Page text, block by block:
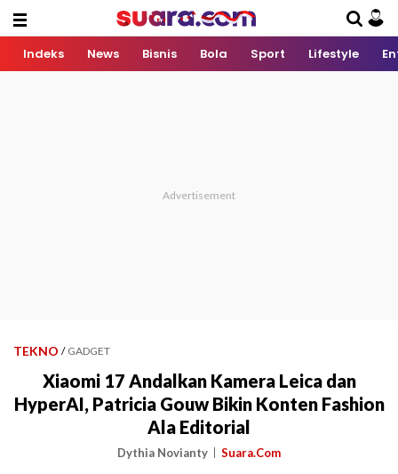
Indeks News Bisnis Bola Sport Lifestyle
TEKNO / GADGET
Xiaomi 17 Andalkan Kamera Leica dan
HyperAI, Patricia Gouw Bikin Konten Fashion
Ala Editorial
Dythia Novianty Suara.Com